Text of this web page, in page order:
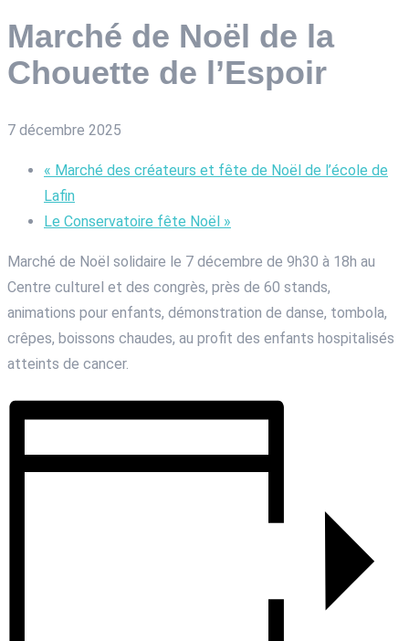
Marché de Noël de la
Chouette de l’Espoir
7 décembre 2025
« Marché des créateurs et fête de Noël de l’école de
Lafin
Le Conservatoire fête Noël »
Marché de Noël solidaire le 7 décembre de 9h30 à 18h au
Centre culturel et des congrès, près de 60 stands,
animations pour enfants, démonstration de danse, tombola,
crêpes, boissons chaudes, au profit des enfants hospitalisés
atteints de cancer.